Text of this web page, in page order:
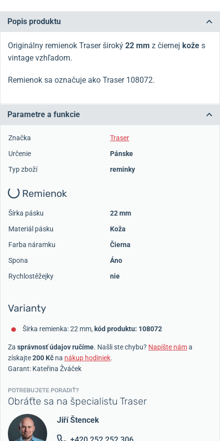
Popis produktu
Originálny remienok Traser široký 22 mm z čiernej kože s
vintage vzhľadom.
Remienok sa označuje ako Traser 108072.
Parametre a funkcie
Značka
Traser
Určenie
Pánske
Typ zboží
reminky
Remienok
Šírka pásku
22 mm
Materiál pásku
Koža
Farba náramku
Čierna
Spona
Áno
Rychlostěžejky
nie
Varianty
Šírka remienka: 22 mm, kód produktu: 108072
Za správnosť údajov ručíme. Našli ste chybu? Napíšte náma
získajte200 Kč na nákup hodiniek.
Garant: Kateřina Žváček
POTREBUJETE PORADIŤ?
Obráťte sa na špecialistu Traser
Jiří Štencek